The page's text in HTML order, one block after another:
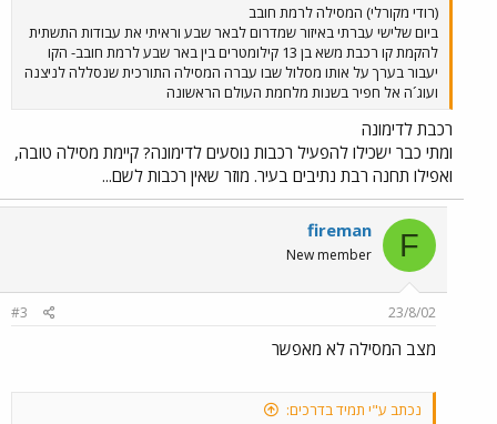
(רודי מקורלי) המסילה לרמת חובב
ביום שלישי עברתי באיזור שמדרום לבאר שבע וראיתי את עבודות התשתית
להקמת קו רכבת משא בן 13 קילומטרים בין באר שבע לרמת חובב- הקו
יעבור בערך על אותו מסלול שבו עברה המסילה התורכית שנסללה לניצנה
ועוג´ה אל חפיר בשנות מלחמת העולם הראשונה
רכבת לדימונה
ומתי כבר ישכילו להפעיל רכבות נוסעים לדימונה? קיימת מסילה טובה,
ואפילו תחנה רבת נתיבים בעיר. מוזר שאין רכבות לשם...
F
fireman
New member
23/8/02
#3
מצב המסילה לא מאפשר
נכתב ע"י תמיד בדרכים: